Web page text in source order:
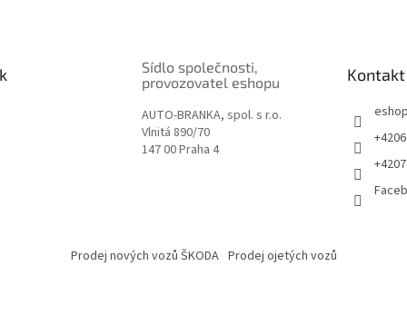
Sídlo společnosti,
provozovatel eshopu
AUTO-BRANKA, spol. s r.o.
Vlnitá 890/70
147 00 Praha 4
Kontakt
Prodej nových vozů ŠKODA Prodej ojetých vozů